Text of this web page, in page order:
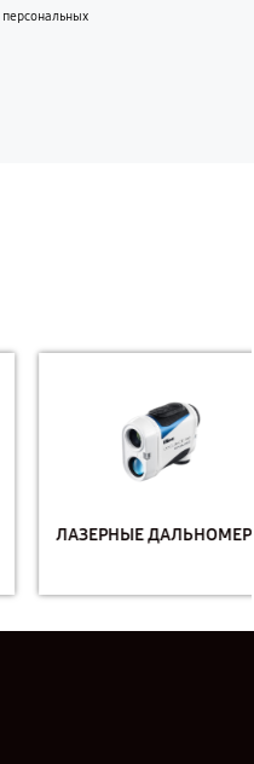
персональных
ЛАЗЕРНЫЕ ДАЛЬНОМЕРЫ